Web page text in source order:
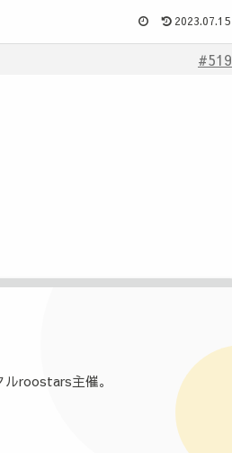
2023.07.15
#519
roostars主催。